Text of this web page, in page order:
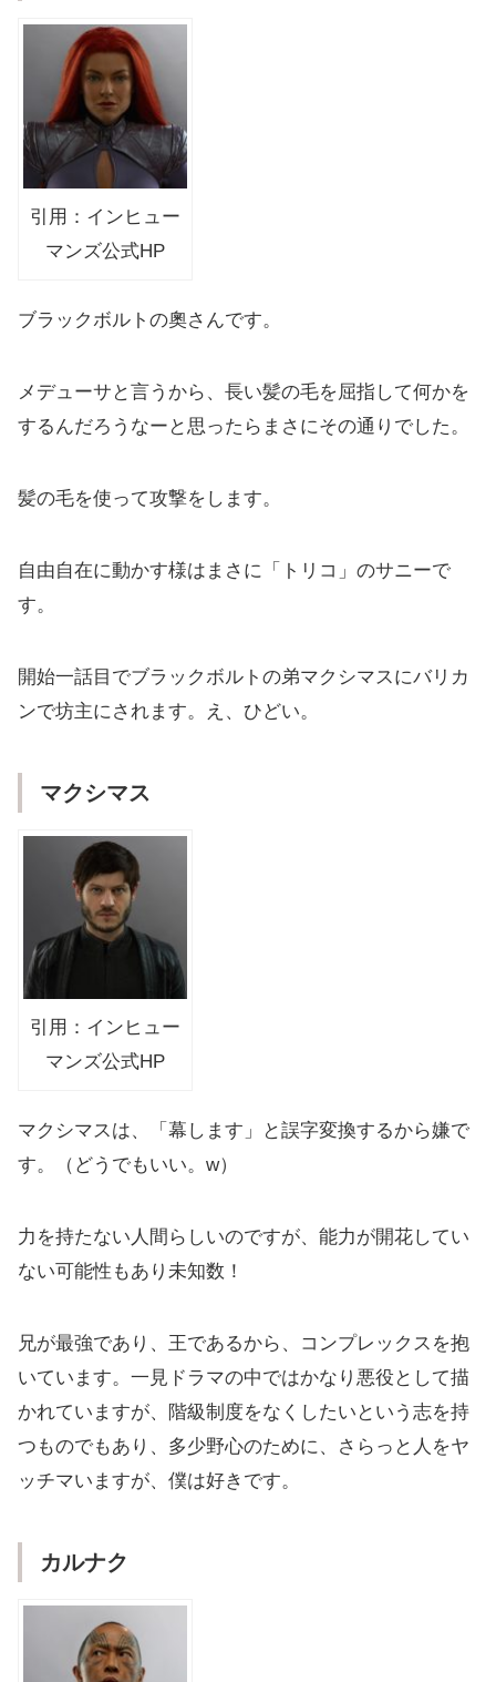
引用：インヒュー
マンズ公式HP
ブラックボルトの奧さんです。
メデューサと言うから、長い髪の毛を屈指して何かを
するんだろうなーと思ったらまさにその通りでした。
髪の毛を使って攻撃をします。
自由自在に動かす様はまさに「トリコ」のサニーで
す。
開始一話目でブラックボルトの弟マクシマスにバリカ
ンで坊主にされます。え、ひどい。
マクシマス
引用：インヒュー
マンズ公式HP
マクシマスは、「幕します」と誤字変換するから嫌で
す。（どうでもいい。w）
力を持たない人間らしいのですが、能力が開花してい
ない可能性もあり未知数！
兄が最強であり、王であるから、コンプレックスを抱
いています。一見ドラマの中ではかなり悪役として描
かれていますが、階級制度をなくしたいという志を持
つものでもあり、多少野心のために、さらっと人をヤ
ッチマいますが、僕は好きです。
カルナク